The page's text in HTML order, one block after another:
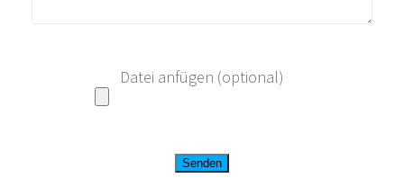
Datei anfügen (optional)